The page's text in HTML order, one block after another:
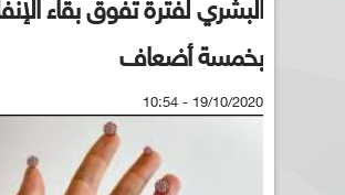
البشري لفترة تفوق بقاء
بخمسة أضعاف
19/10/2020 - 10:54